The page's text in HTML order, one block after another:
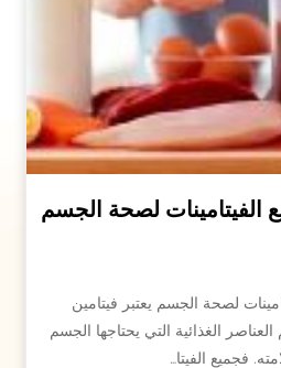
الفيتامينات لصحة الجسم
لصحة الجسم يعتبر فيتامين
الغذائية التي يحتاجها الجسم
فجميع الفيتا…